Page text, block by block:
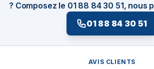
? Composez le 01 88 84 30 51, nous
01 88 84 30 51
AVIS CLIENTS